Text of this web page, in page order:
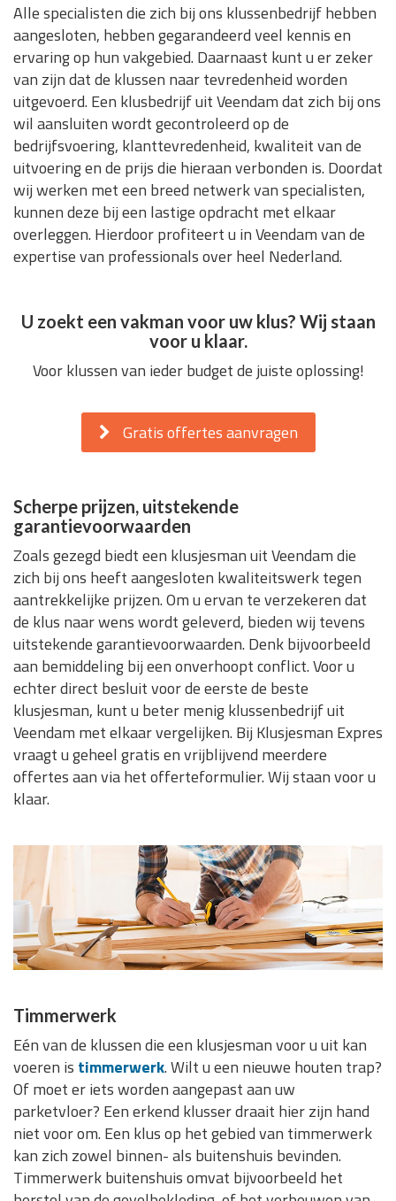
Alle specialisten die zich bij ons klussenbedrijf hebben
aangesloten, hebben gegarandeerd veel kennis en
ervaring op hun vakgebied. Daarnaast kunt u er zeker
van zijn dat de klussen naar tevredenheid worden
uitgevoerd. Een klusbedrijf uit Veendam dat zich bij ons
wil aansluiten wordt gecontroleerd op de
bedrijfsvoering, klanttevredenheid, kwaliteit van de
uitvoering en de prijs die hieraan verbonden is. Doordat
wij werken met een breed netwerk van specialisten,
kunnen deze bij een lastige opdracht met elkaar
overleggen. Hierdoor profiteert u in Veendam van de
expertise van professionals over heel Nederland.
U zoekt een vakman voor uw klus? Wij staan
voor u klaar.
Voor klussen van ieder budget de juiste oplossing!
Gratis offertes aanvragen
Scherpe prijzen, uitstekende
garantievoorwaarden
Zoals gezegd biedt een klusjesman uit Veendam die
zich bij ons heeft aangesloten kwaliteitswerk tegen
aantrekkelijke prijzen. Om u ervan te verzekeren dat
de klus naar wens wordt geleverd, bieden wij tevens
uitstekende garantievoorwaarden. Denk bijvoorbeeld
aan bemiddeling bij een onverhoopt conflict. Voor u
echter direct besluit voor de eerste de beste
klusjesman, kunt u beter menig klussenbedrijf uit
Veendam met elkaar vergelijken. Bij Klusjesman Expres
vraagt u geheel gratis en vrijblijvend meerdere
offertes aan via het offerteformulier. Wij staan voor u
klaar.
Timmerwerk
Eén van de klussen die een klusjesman voor u uit kan
voeren is timmerwerk. Wilt u een nieuwe houten trap?
Of moet er iets worden aangepast aan uw
parketvloer? Een erkend klusser draait hier zijn hand
niet voor om. Een klus op het gebied van timmerwerk
kan zich zowel binnen- als buitenshuis bevinden.
Timmerwerk buitenshuis omvat bijvoorbeeld het